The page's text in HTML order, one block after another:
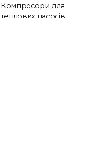
Компресори для
теплових насосів